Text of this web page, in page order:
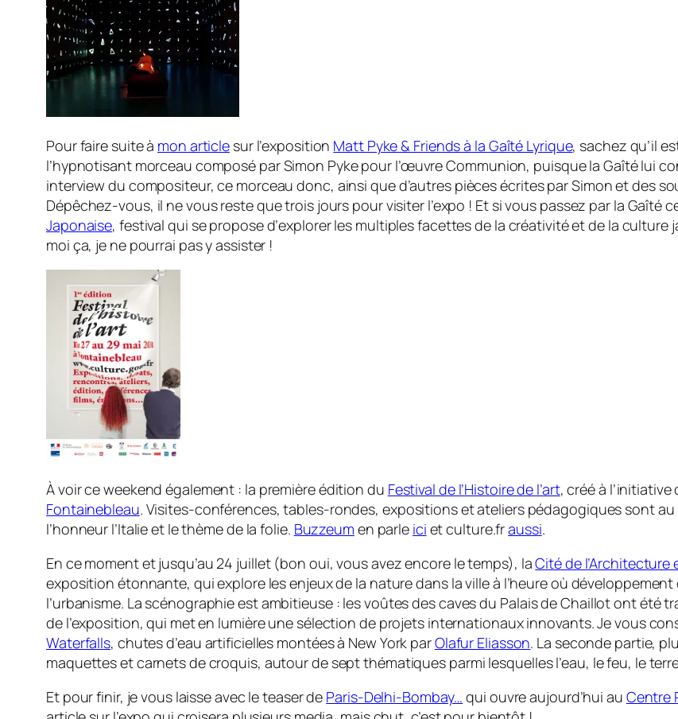
Pour faire suite à mon article sur l’exposition Matt Pyke & Friends à la Gaîté Lyrique, sachez qu’il
l’hypnotisant morceau composé par Simon Pyke pour l’œuvreCommunion, puisque la Gaîté lui
interview du compositeur, ce morceau donc, ainsi que d’autres pièces écrites par Simon et des
Dépêchez-vous, il ne vous reste que trois jours pour visiter l’expo ! Et si vous passez par la Gaîté
Japonaise, festival qui se propose d’explorer les multiples facettes de la créativité et de la
moi ça, je ne pourrai pas y assister !
À voir ce weekend également : la première édition du Festival de l’Histoire de l’art, créé à l’initiative
Fontainebleau. Visites-conférences, tables-rondes, expositions et ateliers pédagogiques sont
l’honneur l’Italie et le thème de la folie. Buzzeum en parle ici et culture.fraussi.
En ce moment et jusqu’au 24 juillet (bon oui, vous avez encore le temps), laCité de l’Architecture
exposition étonnante, qui explore les enjeux de la nature dans la ville à l’heure où
l’urbanisme. La scénographie est ambitieuse : les voûtes des caves du Palais de Chaillot ont été
de l’exposition, qui met en lumière une sélection de projets internationaux innovants. Je vous
Waterfalls, chutes d’eau artificielles montées à New York parOlafur Eliasson. La seconde partie,
maquettes et carnets de croquis, autour de sept thématiques parmi lesquelles l’eau, le feu, le
Et pour finir, je vous laisse avec le teaser de Paris-Delhi-Bombay… qui ouvre aujourd’hui au Centre